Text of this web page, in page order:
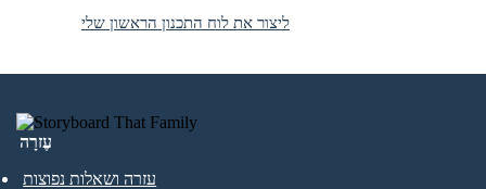
ליצור את לוח התכנון הראשון שלי
עֶזרָה
עזרה ושאלות נפוצות